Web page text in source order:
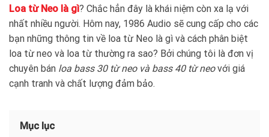
Loa từ Neo là gì? Chắc hẳn đây là khái niệm còn xa lạ với
nhất nhiều người. Hôm nay, 1986 Audio sẽ cung cấp cho các
bạn những thông tin về loa từ Neo là gì và cách phân biệt
loa từ neo và loa từ thường ra sao? Bởi chúng tôi là đơn vị
chuyên bán loa bass 30 từ neo và bass 40 từ neovới giá
cạnh tranh và chất lượng đảm bảo.
Mục lục